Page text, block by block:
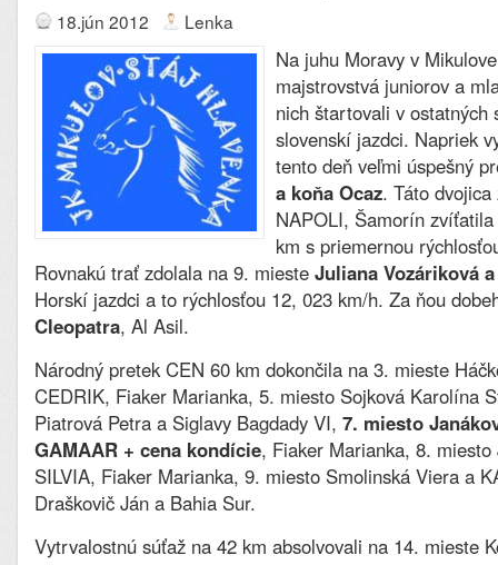
18.jún 2012 Lenka
Na juhu Moravy v
majstrovstvá juniorov a
nich štartovali v ostatných
slovenskí jazdci. Napriek
tento deň veľmi úspešný
a koňa Ocaz. Táto
NAPOLI, Šamorín
km s priemernou
Rovnakú trať zdolala na 9. mieste Juliana Vozáriková
Horskí jazdci a to rýchlosťou 12, 023 km/h. Za ňou
Cleopatra, Al Asil.
Národný pretek CEN 60 km dokončila na 3. mieste
CEDRIK, Fiaker Marianka, 5. miesto Sojková Karolína
Piatrová Petra a Siglavy Bagdady VI, 7. miesto
GAMAAR + cena kondície, Fiaker Marianka, 8. miesto
SILVIA, Fiaker Marianka, 9. miesto Smolinská Viera a
Draškovič Ján a Bahia Sur.
Vytrvalostnú súťaž na 42 km absolvovali na 14. mieste